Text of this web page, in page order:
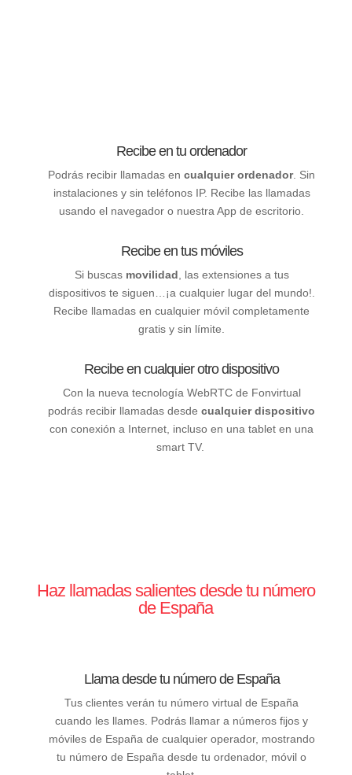
Recibe en tu ordenador
Podrás recibir llamadas encualquier ordenador. Sin
instalaciones y sin teléfonos IP. Recibe las llamadas
usando el navegador o nuestra App de escritorio.
Recibe en tus móviles
Si buscas movilidad , las extensiones a tus
dispositivos te siguen…¡a cualquier lugar del mundo!.
Recibe llamadas en cualquier móvil completamente
gratis y sin límite.
Recibe en cualquier otro dispositivo
Con la nueva tecnología WebRTC de Fonvirtual
podrás recibir llamadas desde cualquier dispositivo
con conexión a Internet, incluso en una tablet en una
smart TV.
Haz llamadas salientes desde tu número
de España
Llama desde tu número de España
Tus clientes verán tu número virtual de España
cuando les llames. Podrás llamar a números fijos y
móviles de España de cualquier operador, mostrando
tu número de España desde tu ordenador, móvil o